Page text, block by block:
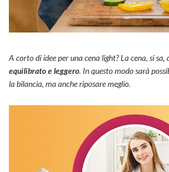
A corto di idee per una cena light? La cena, si sa,
equilibrato e leggero. In questo modo sarà
la bilancia, ma anche riposare meglio.